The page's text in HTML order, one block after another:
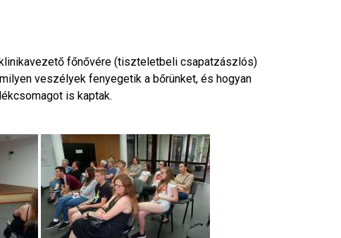
főnővére (tiszteletbeli csapatzászlós)
veszélyek fenyegetik a bőrünket, és hogyan
is kaptak.